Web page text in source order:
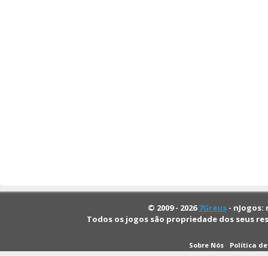
© 2009 - 20267Graus -
Todos os jogos são propriedade dos seus
Sobre Nós Política